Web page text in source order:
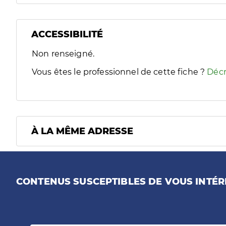
ACCESSIBILITÉ
Filtres
Sélectionnez un ou plusieurs handicaps/besoins
Non renseigné.
Vous êtes le professionnel de cette fiche ?
À LA MÊME ADRESSE
CONTENUS SUSCEPTIBLES DE VOUS